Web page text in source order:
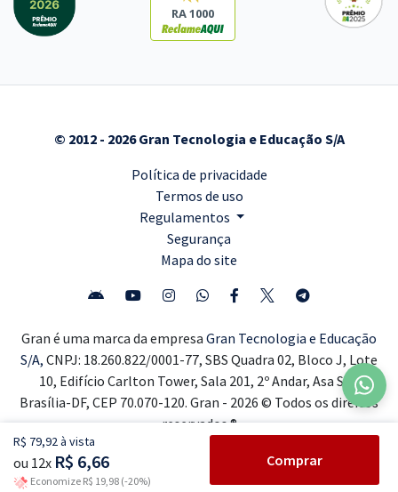
R$ 79,92 à vista
ou 12x R$ 6,66
Economize R$ 19,98 (-20%)
Comprar
RA 1000
© 2012 - 2026 Gran Tecnologia e Educação S/A
Política de privacidade
Termos de uso
Regulamentos
Segurança
Mapa do site
Gran é uma marca da empresa Gran Tecnologia e Educação
S/A, CNPJ: 18.260.822/0001-77, SBS Quadra 02, Bloco J, Lote
10, Edifício Carlton Tower, Sala 201, 2º Andar, Asa Sul,
Brasília-DF, CEP 70.070-120. Gran - 2026 © Todos os direitos
reservados ®